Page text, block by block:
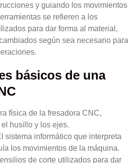
y guiando los movimientos
se refieren a los
para dar forma al material,
según sea necesario para
básicos de una
física de la fresadora CNC,
husillo y los ejes.
sistema informático que interpreta
los movimientos de la máquina.
de corte utilizados para dar